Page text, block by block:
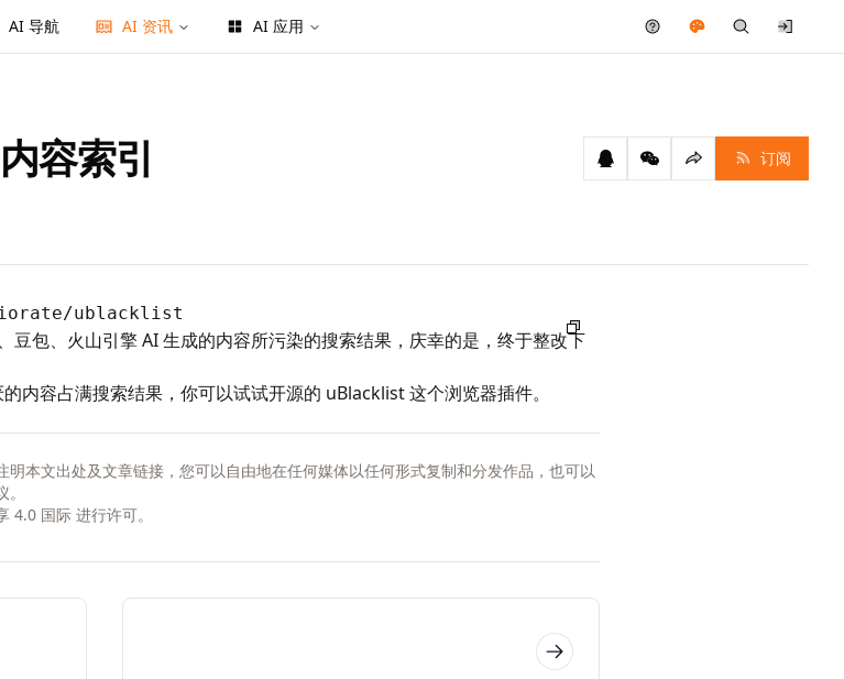
AI 导航 AI 资讯 AI 应用
容索引 订阅
ublacklist
包、火山引擎 AI 生成的内容所污染的搜索结果，庆幸的是，终于整改下
内容占满搜索结果，你可以试试开源的 uBlacklist 这个浏览器插件。
本文出处及文章链接，您可以自由地在任何媒体以任何形式复制和分发作品，也可以
4.0 国际进行许可。